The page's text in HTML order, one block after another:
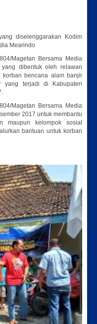
diselenggarakan Kodim
Mearindo
Magetan Bersama Media
dibentuk oleh relawan
korban bencana alam banjir
yang terjadi di Kabupaten
Magetan Bersama Media
2017 untuk membantu
maupun kelompok sosial
bantuan untuk korban